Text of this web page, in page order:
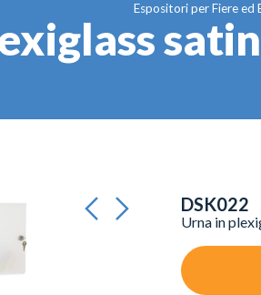
Espositori per Fiere ed
DSK022
Urna in